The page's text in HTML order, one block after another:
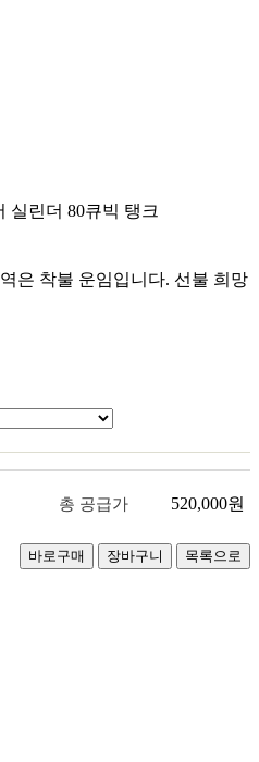
실린더 80큐빅 탱크
은 착불 운임입니다. 선불 희망
총 공급가 520,000원